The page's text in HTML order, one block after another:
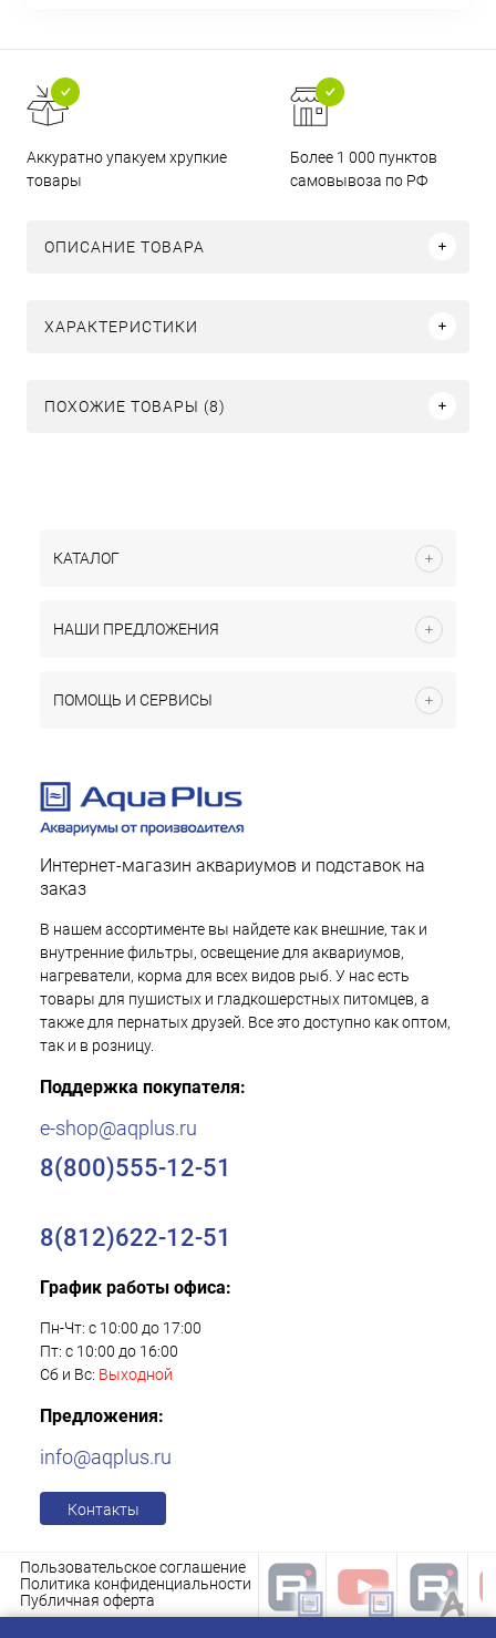
Аккуратно упакуем хрупкие
товары
Более 1 000 пунктов
самовывоза по РФ
ОПИСАНИЕ ТОВАРА
ХАРАКТЕРИСТИКИ
ПОХОЖИЕ ТОВАРЫ (8)
КАТАЛОГ
НАШИ ПРЕДЛОЖЕНИЯ
ПОМОЩЬ И СЕРВИСЫ
Интернет-магазин аквариумов и подставок на
заказ
В нашем ассортименте вы найдете как внешние, так и
внутренние фильтры, освещение для аквариумов,
нагреватели, корма для всех видов рыб. У нас есть
товары для пушистых и гладкошерстных питомцев, а
также для пернатых друзей. Все это доступно как оптом,
так и в розницу.
Поддержка покупателя:
e-shop@aqplus.ru
8(800)555-12-51
8(812)622-12-51
График работы офиса:
Пн-Чт: с 10:00 до 17:00
Пт: с 10:00 до 16:00
Сб и Вс: Выходной
Предложения:
info@aqplus.ru
Контакты
Пользовательское соглашение
Политика конфиденциальности
Публичная оферта